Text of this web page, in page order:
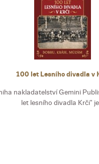
100 let Lesního divadla v
nakladatelství Gemini
let lesního divadla Krči"